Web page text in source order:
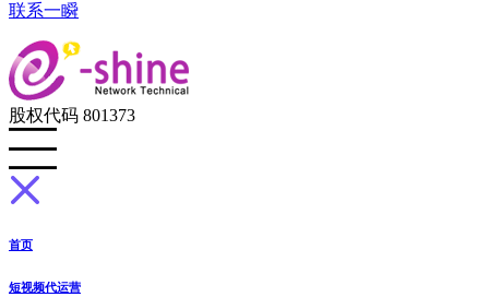
联系一瞬
股权代码 801373
首页
短视频代运营